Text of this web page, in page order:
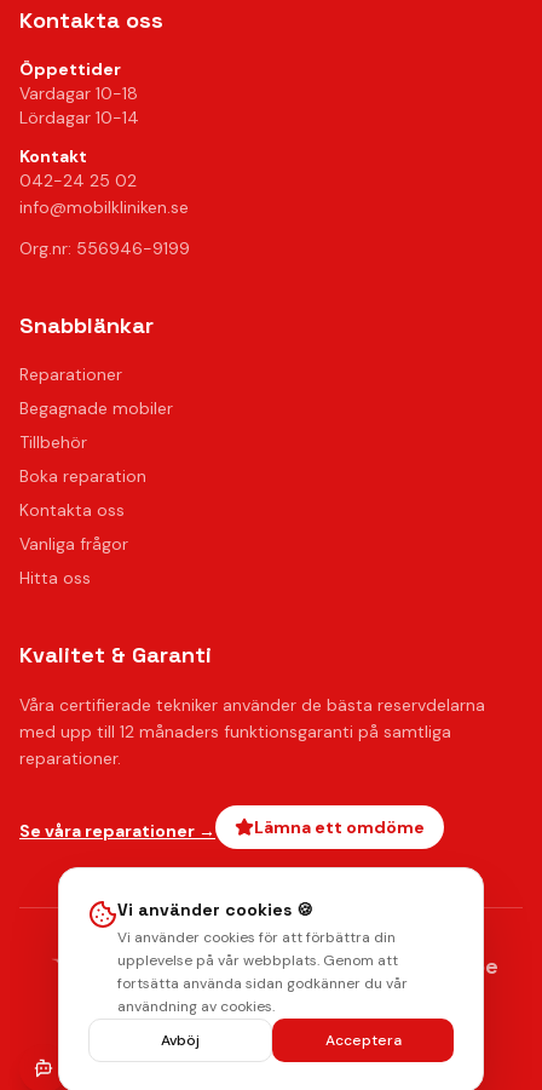
Kontakta oss
Öppettider
Vardagar 10-18
Lördagar 10-14
Kontakt
042-24 25 02
info@mobilkliniken.se
Org.nr: 556946-9199
Snabblänkar
Reparationer
Begagnade mobiler
Tillbehör
Boka reparation
Kontakta oss
Vanliga frågor
Hitta oss
Kvalitet & Garanti
Våra certifierade tekniker använder de bästa reservdelarna
med upp till 12 månaders funktionsgaranti på samtliga
reparationer.
Se våra reparationer → Lämna ett omdöme
AMERICAN
EXPRESS Klarna. Payments by stripe
Integritetspolicy Radera data
© 2026 Mobilkliniken. Alla rättigheter förbehållna.
Vi använder cookies 🍪
Vi använder cookies för att förbättra din
upplevelse på vår webbplats. Genom att
fortsätta använda sidan godkänner du vår
användning av cookies.
Avböj
Acceptera